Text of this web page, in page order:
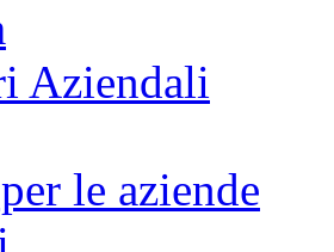
Aziendali
le aziende